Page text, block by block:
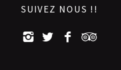
SUIVEZ NOUS !!